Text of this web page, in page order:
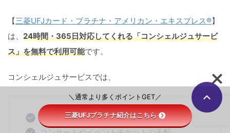
【三菱UFJカード・プラチナ・アメリカン・エキスプレス®】
は、 24時間・365日対応してくれる「コンシェルジュサービ
ス」を無料で利用可能です。
コンシェルジュサービスでは、
ホテルや旅行の手配
＼通常より多くポイントGET／
三菱UFJプラチナ紹介はこちら